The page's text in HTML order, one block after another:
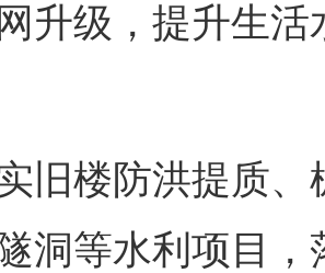
升级，提升生
旧楼防洪提质
洞等水利项目